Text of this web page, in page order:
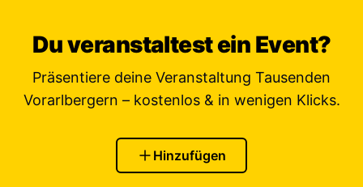
Du veranstaltest ein Event?
Präsentiere deine Veranstaltung Tausenden
Vorarlbergern – kostenlos & in wenigen Klicks.
Hinzufügen